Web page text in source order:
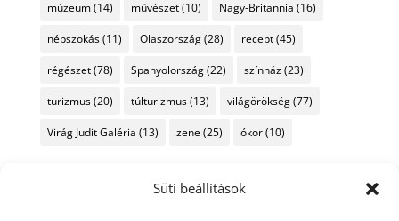
Süti beállítások
múzeum(14) művészet(10) Nagy-Britannia (16)
népszokás(11) Olaszország(28) recept(45)
régészet(78) Spanyolország(22) színház(23)
turizmus(20) túlturizmus(13) világörökség(77)
Virág Judit Galéria (13) zene (25) ókor(10)